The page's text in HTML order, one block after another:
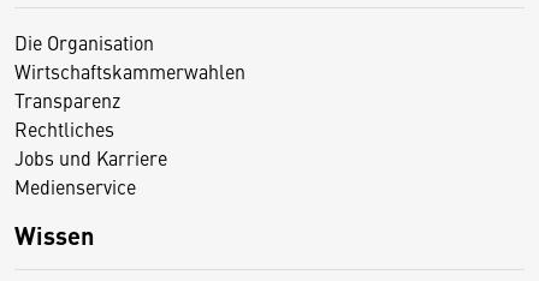
Die Organisation
Wirtschaftskammerwahlen
Transparenz
Rechtliches
Jobs und Karriere
Medienservice
Wissen